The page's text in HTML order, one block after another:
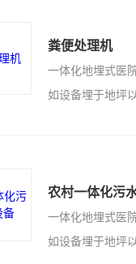
粪便处理机
如设备埋于地坪以下
农村一体化污
如设备埋于地坪以下